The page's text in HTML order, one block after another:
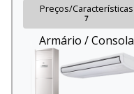
Preços/Características
7
Armário / Consola